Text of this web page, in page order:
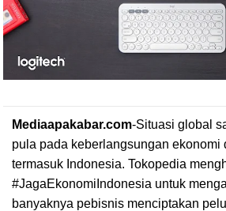
Mediaapakabar.com-Situasi global
pula pada keberlangsungan ekonomi
termasuk Indonesia. Tokopedia
#JagaEkonomiIndonesia untuk
banyaknya pebisnis menciptakan